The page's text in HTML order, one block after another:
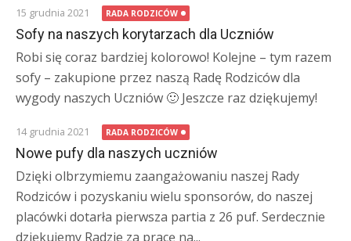
15 grudnia 2021 RADA RODZICÓW
Sofy na naszych korytarzach dla Uczniów
Robi się coraz bardziej kolorowo! Kolejne – tym razem
sofy – zakupione przez naszą Radę Rodziców dla
wygody naszych Uczniów 🙂 Jeszcze raz dziękujemy!
14 grudnia 2021 RADA RODZICÓW
Nowe pufy dla naszych uczniów
Dzięki olbrzymiemu zaangażowaniu naszej Rady
Rodziców i pozyskaniu wielu sponsorów, do naszej
placówki dotarła pierwsza partia z 26 puf. Serdecznie
dziękujemy Radzie za pracę na...